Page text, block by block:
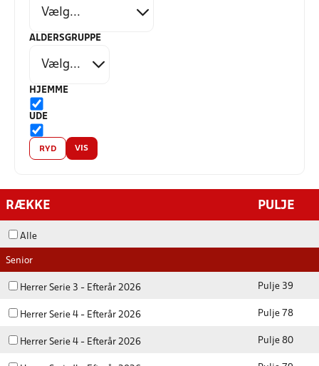
ALDERSGRUPPE
HJEMME
UDE
RYD VIS
RÆKKE PULJE
Alle
Senior
Herrer Serie 3 - Efterår 2026 Pulje 39
Herrer Serie 4 - Efterår 2026 Pulje 78
Herrer Serie 4 - Efterår 2026 Pulje 80